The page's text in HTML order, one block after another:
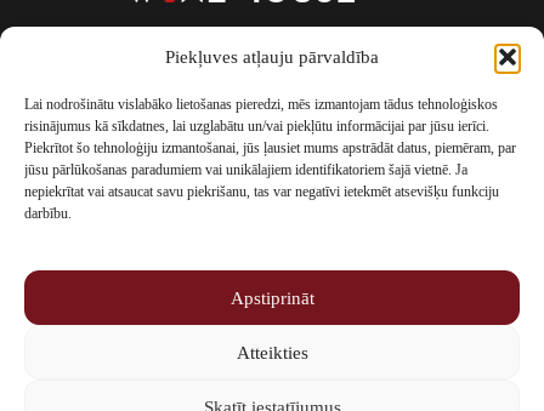
Piekļuves atļauju pārvaldība
Lai nodrošinātu vislabāko lietošanas pieredzi, mēs izmantojam tādus tehnoloģiskos
risinājumus kā sīkdatnes, lai uzglabātu un/vai piekļūtu informācijai par jūsu ierīci.
Piekrītot šo tehnoloģiju izmantošanai, jūs ļausiet mums apstrādāt datus, piemēram, par
jūsu pārlūkošanas paradumiem vai unikālajiem identifikatoriem šajā vietnē. Ja
nepiekrītat vai atsaucat savu piekrišanu, tas var negatīvi ietekmēt atsevišķu funkciju
darbību.
Apstiprināt
Atteikties
Skatīt iestatījumus
VEIKALS
Degustācijas
Pasākumi
Blogs
Kontakti
Privātuma politika
Sīkdatņu politika
Atteikties no jaunumiem
Copyright © 2026 - SIA HITEXIS